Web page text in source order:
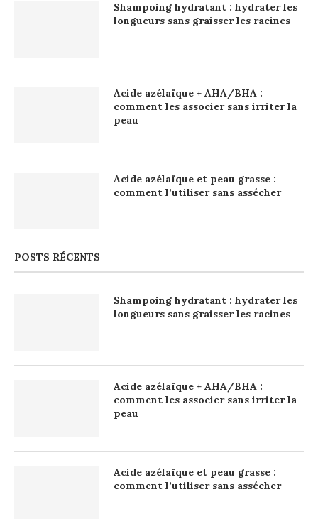
Shampoing hydratant : hydrater les
longueurs sans graisser les racines
Acide azélaïque + AHA/BHA :
comment les associer sans irriter la
peau
Acide azélaïque et peau grasse :
comment l’utiliser sans assécher
POSTS RÉCENTS
Shampoing hydratant : hydrater les
longueurs sans graisser les racines
Acide azélaïque + AHA/BHA :
comment les associer sans irriter la
peau
Acide azélaïque et peau grasse :
comment l’utiliser sans assécher